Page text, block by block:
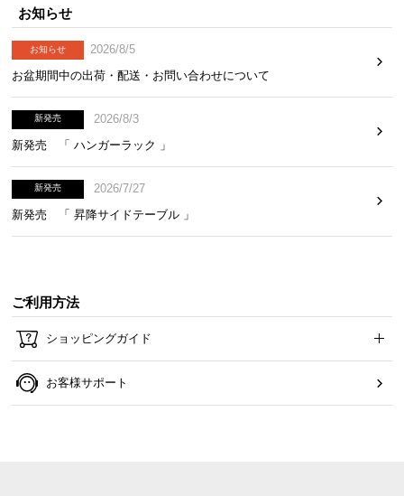
お知らせ
お知らせ
2026/8/5
お盆期間中の出荷・配送・お問い合わせについて
新発売
2026/8/3
新発売 「 ハンガーラック 」
新発売
2026/7/27
新発売 「 昇降サイドテーブル 」
ご利用方法
ショッピングガイド
お客様サポート